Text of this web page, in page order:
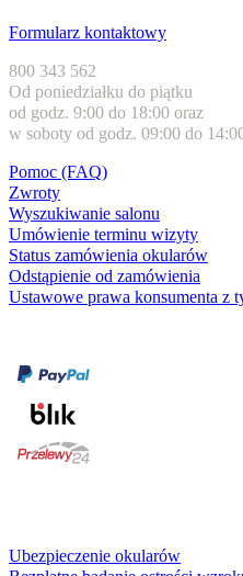
Formularz kontaktowy
800 343 562
Od poniedziałku do piątku
od godz. 9:00 do 18:00 oraz
w soboty od godz. 09:00 do
Pomoc (FAQ)
Zwroty
Wyszukiwanie salonu
Umówienie terminu wizyty
Status zamówienia okularów
Odstąpienie od zamówienia
Ustawowe prawa konsumenta z
Ubezpieczenie okularów